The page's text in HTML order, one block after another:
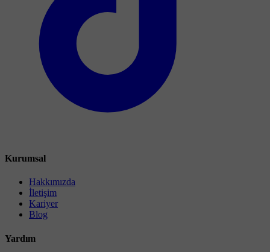
Kurumsal
Hakkımızda
İletişim
Kariyer
Blog
Yardım